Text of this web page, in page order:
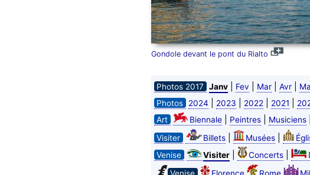
Gondole devant le pont du Rialto
Photos 2017 Janv| Fev Mar| Avr|
Photos 2024 2023 2022 2021
Art Biennale| Peintres| Musiciens|
Visiter
Billets| Musées|
Venise
Visiter| Concerts|